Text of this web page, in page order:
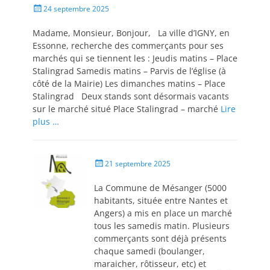
24 septembre 2025
Madame, Monsieur, Bonjour, La ville d’IGNY, en
Essonne, recherche des commerçants pour ses
marchés qui se tiennent les : Jeudis matins – Place
Stalingrad Samedis matins – Parvis de l’église (à
côté de la Mairie) Les dimanches matins – Place
Stalingrad Deux stands sont désormais vacants
sur le marché situé Place Stalingrad – marché Lire
plus …
21 septembre 2025
La Commune de Mésanger (5000
habitants, située entre Nantes et
Angers) a mis en place un marché
tous les samedis matin. Plusieurs
commerçants sont déjà présents
chaque samedi (boulanger,
maraicher, rôtisseur, etc) et